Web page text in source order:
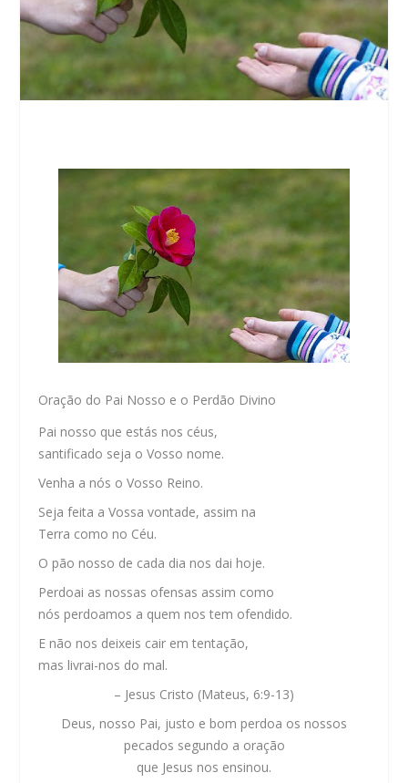
Oração do Pai Nosso e o Perdão Divino
Pai nosso que estás nos céus,
santificado seja o Vosso nome.
Venha a nós o Vosso Reino.
Seja feita a Vossa vontade, assim na
Terra como no Céu.
O pão nosso de cada dia nos dai hoje.
Perdoai as nossas ofensas assim como
nós perdoamos a quem nos tem ofendido.
E não nos deixeis cair em tentação,
mas livrai-nos do mal.
– Jesus Cristo (Mateus, 6:9-13)
Deus, nosso Pai, justo e bom perdoa os nossos
pecados segundo a oração
que Jesus nos ensinou.